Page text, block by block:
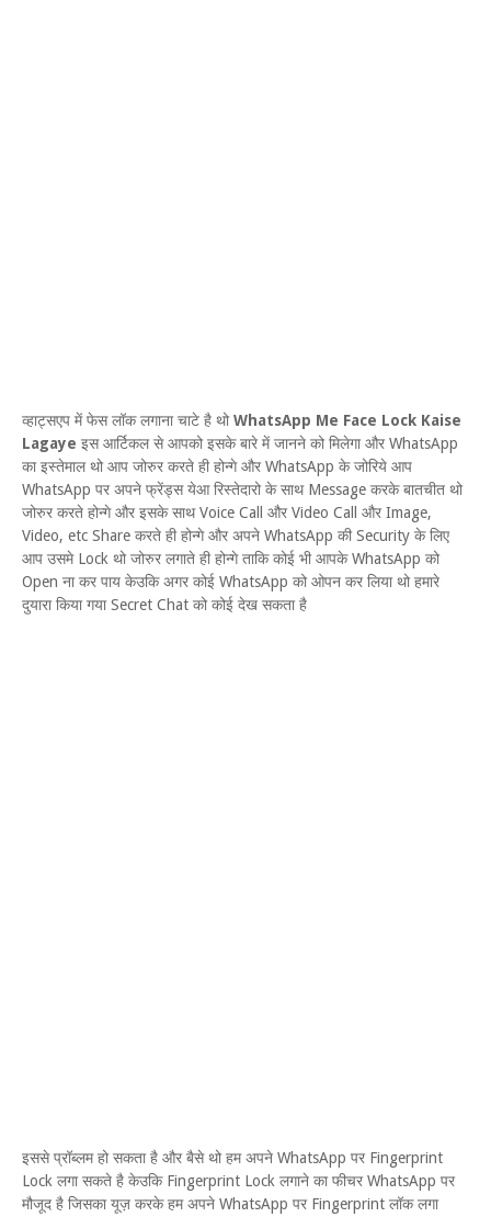
व्हाट्सएप में फेस लॉक लगाना चाटे है थोWhatsApp Me Face Lock Kaise
Lagaye इस आर्टिकल से आपको इसके बारे में जानने को मिलेगा और WhatsApp
का इस्तेमाल थो आप जोरुर करते ही होन्गे और WhatsApp के जोरिये आप
WhatsApp पर अपने फ्रेंड्स येआ रिस्तेदारो के साथ Message करके बातचीत थो
जोरुर करते होन्गे और इसके साथ Voice Call और Video Call और Image,
Video, etc Share करते ही होन्गे और अपने WhatsApp की Security के लिए
आप उसमे Lock थो जोरुर लगाते ही होन्गे ताकि कोई भी आपके WhatsApp को
Open ना कर पाय केउकि अगर कोई WhatsApp को ओपन कर लिया थो हमारे
दुयारा किया गया Secret Chat को कोई देख सकता है
इससे प्रॉब्लम हो सकता है और बैसे थो हम अपने WhatsApp पर Fingerprint
Lock लगा सकते है केउकि Fingerprint Lock लगाने का फीचर WhatsApp पर
मौजूद है जिसका यूज़ करके हम अपने WhatsApp पर Fingerprint लॉक लगा